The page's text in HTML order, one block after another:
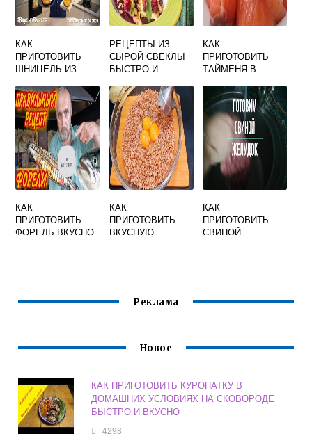
КАК
ПРИГОТОВИТЬ
ШНИЦЕЛЬ ИЗ
ДУХОВКЕ СОЧНО
И ВКУСНО
РЕЦЕПТЫ ИЗ
СЫРОЙ СВЕКЛЫ
БЫСТРО И
КАК
ПРИГОТОВИТЬ
ТАЙМЕНЯ В
КАК
ПРИГОТОВИТЬ
ФОРЕЛЬ ВКУСНО
КАК
ПРИГОТОВИТЬ
ВКУСНУЮ
КАК
ПРИГОТОВИТЬ
СВИНОЙ
Реклама
Новое
КАК ПРИГОТОВИТЬ КУРОПАТКУ В
ДОМАШНИХ УСЛОВИЯХ НА СКОВОРОДЕ
БЫСТРО И ВКУСНО
4298